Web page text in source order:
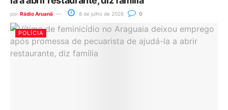
por Rádio Aruanã 8 de julho de 2026 0
POLÍCIA